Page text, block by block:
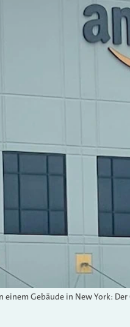
einem Gebäude in New York: